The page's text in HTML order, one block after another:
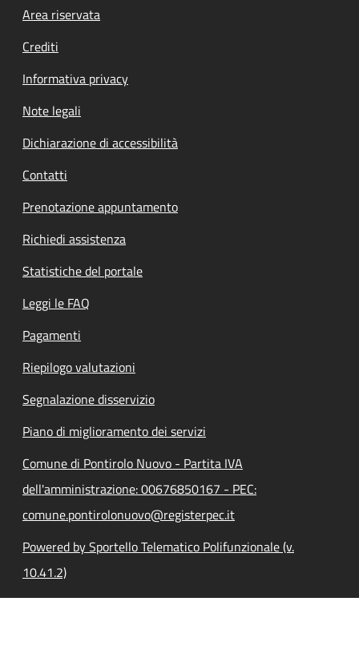
Footer menu
Area riservata
Crediti
Informativa privacy
Note legali
Dichiarazione di accessibilità
Contatti
Prenotazione appuntamento
Richiedi assistenza
Statistiche del portale
Leggi le FAQ
Pagamenti
Riepilogo valutazioni
Segnalazione disservizio
Piano di miglioramento dei servizi
Comune di Pontirolo Nuovo - Partita IVA
dell'amministrazione: 00676850167 - PEC:
comune.pontirolonuovo@registerpec.it
Powered by Sportello Telematico Polifunzionale (v.
10.41.2)